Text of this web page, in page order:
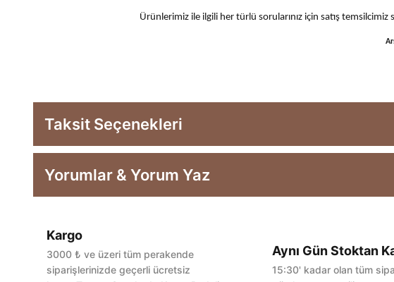
Ürünlerimiz ile ilgili her türlü sorularınız için satış
Taksit Seçenekleri
Yorumlar & Yorum Yaz
Kargo
3000 ₺ ve üzeri tüm perakende
siparişlerinizde geçerli ücretsiz
Aynı Gün Stoktan
15:30' kadar olan tüm